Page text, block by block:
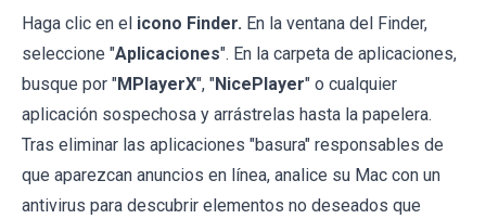
Haga clic en el icono Finder. En la ventana del Finder,
seleccione "Aplicaciones". En la carpeta de aplicaciones,
busque por "MPlayerX", "NicePlayer" o cualquier
aplicación sospechosa y arrástrelas hasta la papelera.
Tras eliminar las aplicaciones "basura" responsables de
que aparezcan anuncios en línea, analice su Mac con un
antivirus para descubrir elementos no deseados que